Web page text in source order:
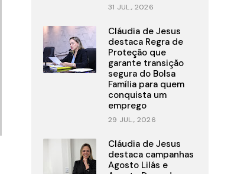
31 JUL., 2026
Cláudia de Jesus
destaca Regra de
Proteção que
garante transição
segura do Bolsa
Família para quem
conquista um
emprego
29 JUL., 2026
Cláudia de Jesus
destaca campanhas
Agosto Lilás e